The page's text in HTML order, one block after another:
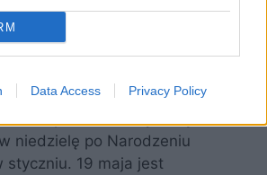
Data Access Privacy Policy
także wspomnienie dowolne
niedzielę po Narodzeniu
styczniu. 19 maja jest